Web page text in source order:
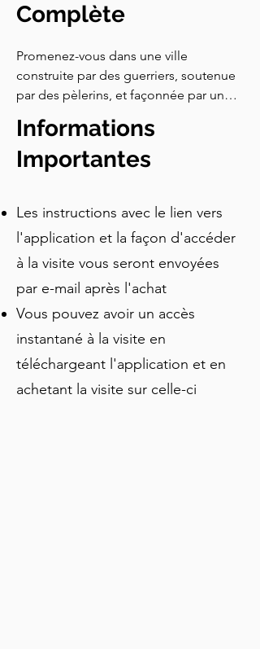
Complète
Promenez-vous dans une ville
construite par des guerriers, soutenue
par des pèlerins, et façonnée par une
où une porte médiévale cache une
salle de conseil secrète, où l'escalier
d'une cathédrale servait de raccourci
coulait autrefois de vin.
Informations
Importantes
Les instructions avec le lien vers
l'application et la façon d'accéder
à la visite vous seront envoyées
par e-mail après l'achat
Vous pouvez avoir un accès
instantané à la visite en
téléchargeant l'application et en
achetant la visite sur celle-ci